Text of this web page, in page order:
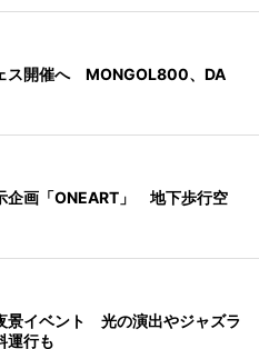
ス開催へ MONGOL800、DA
企画「ONEART」 地下歩行空
景イベント 光の演出やジャズラ
運行も